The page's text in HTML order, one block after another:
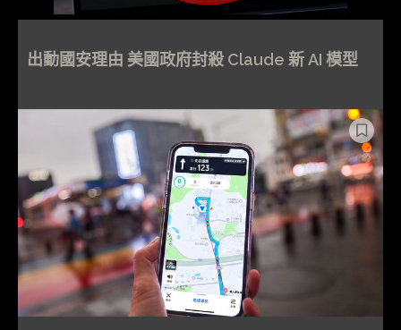
出動國安理由 美國政府封殺 Claude 新 AI 模型